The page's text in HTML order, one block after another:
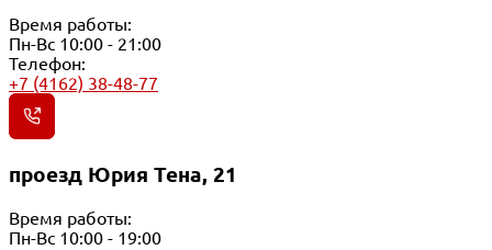
Время работы:
Пн-Вс 10:00 - 21:00
Телефон:
+7 (4162) 38-48-77
проезд Юрия Тена, 21
Время работы:
Пн-Вс 10:00 - 19:00